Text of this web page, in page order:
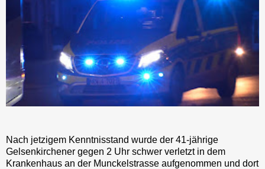
Nach jetzigem Kenntnisstand wurde der 41-jährige
Gelsenkirchener gegen 2 Uhr schwer verletzt in dem
Krankenhaus an der Munckelstrasse aufgenommen und dort